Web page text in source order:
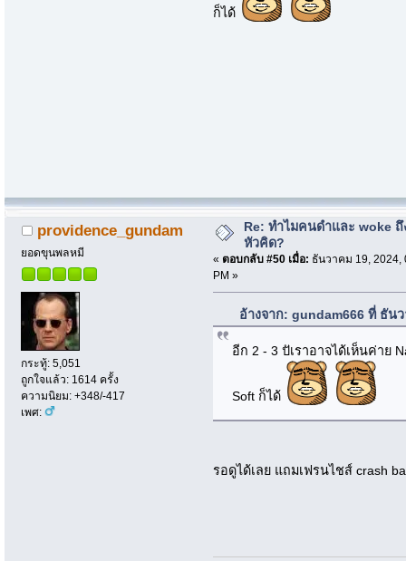
ก็ได้
providence_gundam
ยอดขุนพลหมี
กระทู้: 5,051
ถูกใจแล้ว: 1614 ครั้ง
ความนิยม: +348/-417
เพศ:
Re: ทำไมคนดำและ woke ถึ
หัวคิด?
« ตอบกลับ #50 เมื่อ: ธันวาคม 19, 2024,
PM »
อ้างจาก: gundam666 ที่ ธัน
อีก 2 - 3 ปัเราอาจได้เห็นค่าย
Soft ก็ได้
รอดูได้เลย แถมเฟรนไชส์ crash